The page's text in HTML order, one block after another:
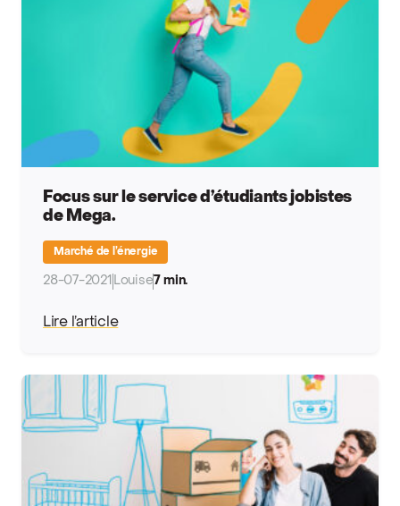
Focus sur le service d’étudiants jobistes
de Mega.
Marché de l’énergie
28-07-2021 Louise7 min.
Lire l’article